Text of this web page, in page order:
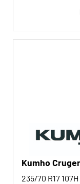
Kumho
235/70 R17 107H